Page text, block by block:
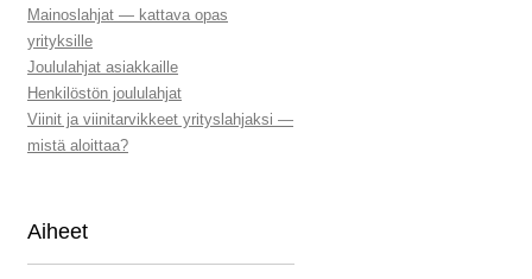
Mainoslahjat — kattava opas
yrityksille
Joululahjat asiakkaille
Henkilöstön joululahjat
Viinit ja viinitarvikkeet yrityslahjaksi —
mistä aloittaa?
Aiheet